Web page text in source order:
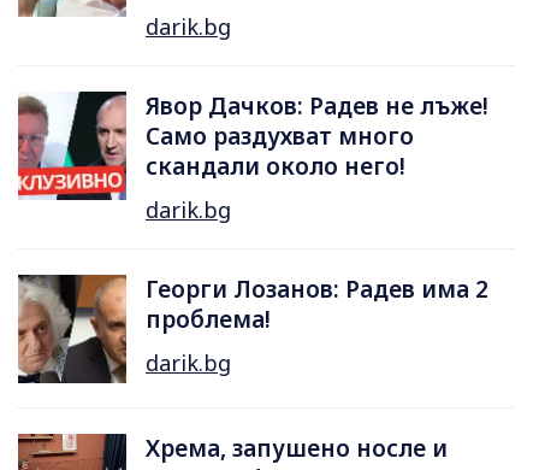
darik.bg
Явор Дачков: Радев не лъже!
Само раздухват много
скандали около него!
darik.bg
Георги Лозанов: Радев има 2
проблема!
darik.bg
Хрема, запушено носле и